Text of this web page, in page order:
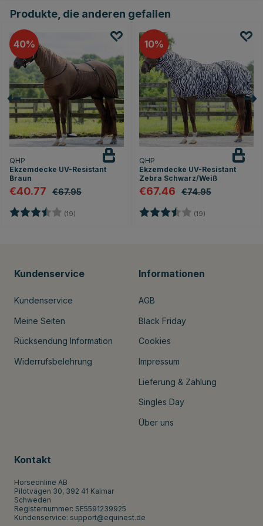
Produkte, die anderen gefallen
40
QHP
Ekzemdecke UV-Resistant
Braun
€40.77 €67.95
Bewertung: (19)
10
QHP
Ekzemdecke UV-Resistant
Zebra Schwarz/Weiß
€67.46 €74.95
Bewertung: (19)
Kundenservice
Kundenservice
Meine Seiten
Rücksendung Information
Widerrufsbelehrung
Informationen
AGB
Black Friday
Cookies
Impressum
Lieferung & Zahlung
Singles Day
Über uns
Kontakt
Horseonline AB
Pilotvägen 30, 392 41 Kalmar
Schweden
Registernummer: SE5591239925
Kundenservice: support@equinest.de